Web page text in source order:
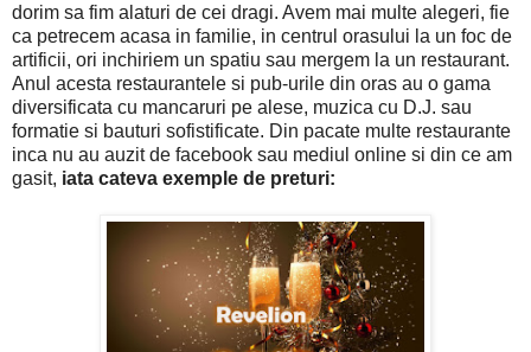
dorim sa fim alaturi de cei dragi. Avem mai multe alegeri, fie
ca petrecem acasa in familie, in centrul orasului la un foc de
artificii, ori inchiriem un spatiu sau mergem la un restaurant.
Anul acesta restaurantele si pub-urile din oras au o gama
diversificata cu mancaruri pe alese, muzica cu D.J. sau
formatie si bauturi sofistificate. Din pacate multe restaurante
inca nu au auzit de facebook sau mediul online si din ce am
gasit, iata cateva exemple de preturi: